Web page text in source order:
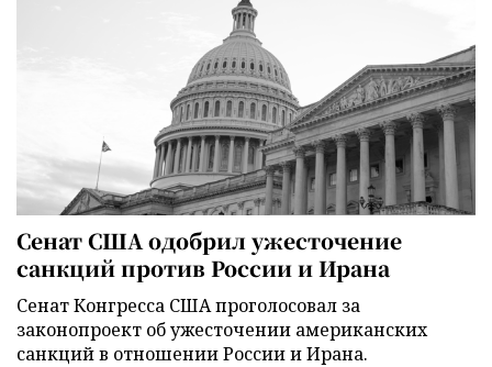
Сенат США одобрил ужесточение
санкций против России и Ирана
Сенат Конгресса США проголосовал за
законопроект об ужесточении американских
санкций в отношении России и Ирана.